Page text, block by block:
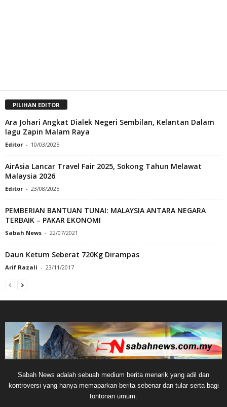
PILIHAN EDITOR
Ara Johari Angkat Dialek Negeri Sembilan, Kelantan Dalam
lagu Zapin Malam Raya
Editor - 10/03/2025
AirAsia Lancar Travel Fair 2025, Sokong Tahun Melawat
Malaysia 2026
Editor - 23/08/2025
PEMBERIAN BANTUAN TUNAI: MALAYSIA ANTARA NEGARA
TERBAIK – PAKAR EKONOMI
Sabah News - 22/07/2021
Daun Ketum Seberat 720Kg Dirampas
Arif Razali - 23/11/2017
Sabah News adalah sebuah medium berita menarik yang adil dan
kontroversi yang hanya memaparkan berita sebenar dan tular serta bagi
tontonan umum.